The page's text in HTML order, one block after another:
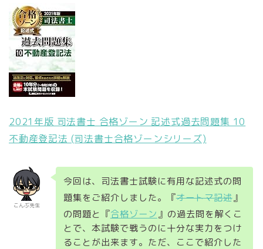
2021年版 司法書士 合格ゾーン 記述式過去問題集 10
不動産登記法 (司法書士合格ゾーンシリーズ)
こんぶ先生
今回は、司法書士試験に有用な記述式の問
題集をご紹介しました。『オートマ記述』
の問題と『合格ゾーン』の過去問を解くこ
とで、本試験で戦うのに十分な実力をつけ
ることが出来ます。ただ、ここで紹介した